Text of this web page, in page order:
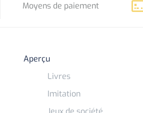
Moyens de paiement
Aperçu
Livres
Imitation